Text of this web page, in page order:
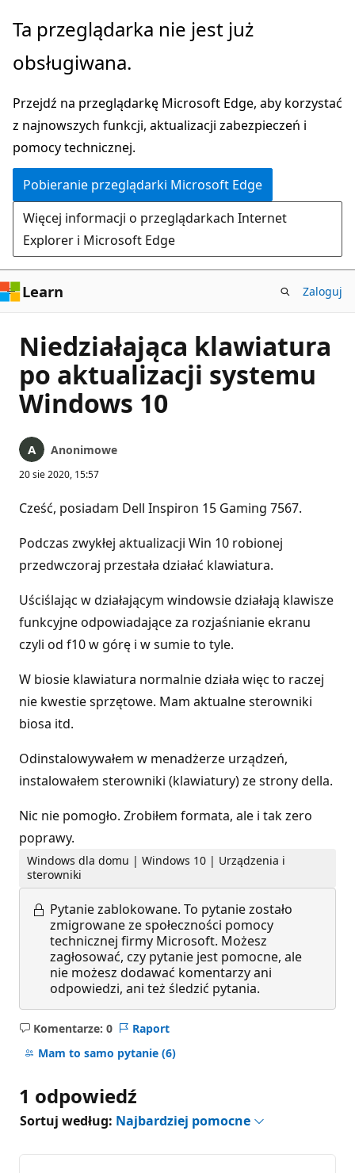
Przejdź
głównej
Ta przeglądarka nie jest już
obsługiwana.
Przejdź na przeglądarkę Microsoft Edge, aby korzystać
z najnowszych funkcji, aktualizacji zabezpieczeń i
pomocy technicznej.
Pobieranie przeglądarki Microsoft Edge
Więcej informacji o przeglądarkach Internet
Explorer i Microsoft Edge
Learn Zaloguj
Niedziałająca klawiatura
po aktualizacji systemu
Windows 10
Anonimowe
20 sie 2020, 15:57
Cześć, posiadam Dell Inspiron 15 Gaming 7567.
Podczas zwykłej aktualizacji Win 10 robionej
przedwczoraj przestała działać klawiatura.
Uściślając w działającym windowsie działają klawisze
funkcyjne odpowiadające za rozjaśnianie ekranu
czyli od f10 w górę i w sumie to tyle.
W biosie klawiatura normalnie działa więc to raczej
nie kwestie sprzętowe. Mam aktualne sterowniki
biosa itd.
Odinstalowywałem w menadżerze urządzeń,
instalowałem sterowniki (klawiatury) ze strony della.
Nic nie pomogło. Zrobiłem formata, ale i tak zero
poprawy.
Windows dla domu | Windows 10 | Urządzenia i
sterowniki
Pytanie zablokowane. To pytanie zostało
zmigrowane ze społeczności pomocy
technicznej firmy Microsoft. Możesz
zagłosować, czy pytanie jest pomocne, ale
nie możesz dodawać komentarzy ani
odpowiedzi, ani też śledzić pytania.
Komentarze: 0
Brak
komentarzy
Raport
Mam to samo pytanie (6)
1 odpowiedź
Sortuj według: Najbardziej pomocne